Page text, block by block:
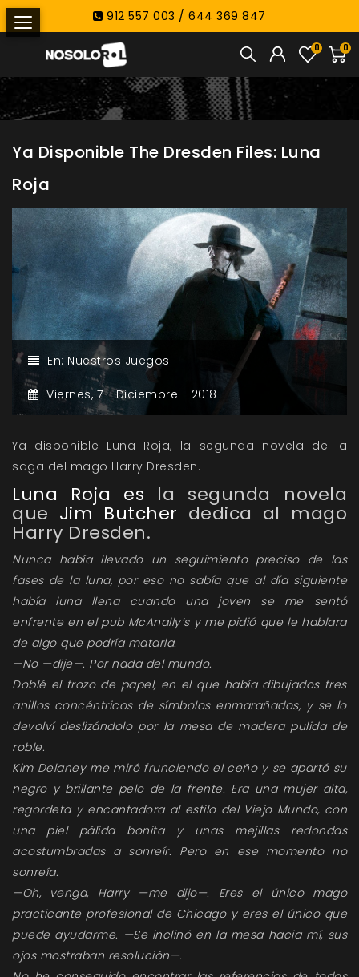
912 557 003 / 644 369 847
0
0
Ya Disponible The Dresden Files: Luna
Roja
En: Nuestros Juegos
Viernes, 7 -Diciembre - 2018
Ya disponible Luna Roja, la segunda novela de la
saga del mago Harry Dresden.
Luna Roja es la segunda novela
que Jim Butcher dedica al mago
Harry Dresden.
Nunca había llevado un seguimiento preciso de las
fases de la luna, por eso no sabía que al día siguiente
había luna llena cuando una joven se me sentó
enfrente en el pub McAnally’s y me pidió que le hablara
de algo que podría matarla.
—No —dije—. Por nada del mundo.
Doblé el trozo de papel, en el que había dibujados tres
anillos concéntricos de símbolos enmarañados, y se lo
devolví deslizándolo por la mesa de madera pulida de
roble.
Kim Delaney me miró frunciendo el ceño y se apartó su
negro y brillante pelo de la frente. Era una mujer alta,
regordeta y encantadora al estilo del Viejo Mundo, con
una piel pálida bonita y unas mejillas redondas
acostumbradas a sonreír. Pero en ese momento no
sonreía.
—Oh, venga, Harry —me dijo—. Eres el único mago
practicante profesional de Chicago y eres el único que
puede ayudarme. —Se inclinó en la mesa hacia mí, sus
ojos mostraban resolución—.